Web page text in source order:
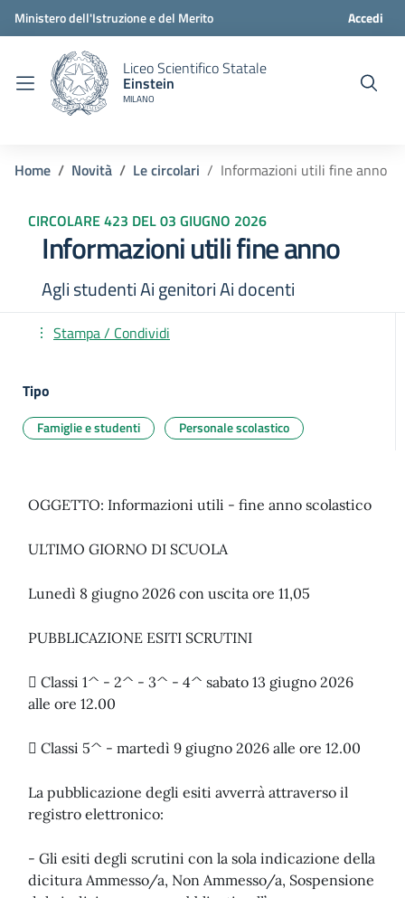
Ministero dell'Istruzione e del Merito Accedi
Liceo Scientifico Statale
Einstein
MILANO
Home Novità Le circolari Informazioni utili fine anno
CIRCOLARE 423 DEL 03 GIUGNO 2026
Informazioni utili fine anno
Agli studenti Ai genitori Ai docenti
Stampa / Condividi
Tipo
Famiglie e studenti Personale scolastico
OGGETTO: Informazioni utili - fine anno scolastico
ULTIMO GIORNO DI SCUOLA
Lunedì 8 giugno 2026 con uscita ore 11,05
PUBBLICAZIONE ESITI SCRUTINI
 Classi 1^ - 2^ - 3^ - 4^ sabato 13 giugno 2026
alle ore 12.00
 Classi 5^ - martedì 9 giugno 2026 alle ore 12.00
La pubblicazione degli esiti avverrà attraverso il
registro elettronico:
- Gli esiti degli scrutini con la sola indicazione della
dicitura Ammesso/a, Non Ammesso/a, Sospensione